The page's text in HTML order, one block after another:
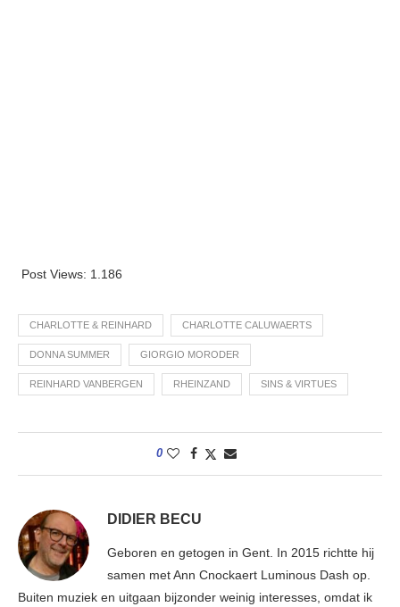
Post Views: 1.186
CHARLOTTE & REINHARD CHARLOTTE CALUWAERTS
DONNA SUMMER GIORGIO MORODER
REINHARD VANBERGEN RHEINZAND SINS & VIRTUES
0
DIDIER BECU
Geboren en getogen in Gent. In 2015 richtte hij
samen met Ann Cnockaert Luminous Dash op.
Buiten muziek en uitgaan bijzonder weinig interesses, omdat ik